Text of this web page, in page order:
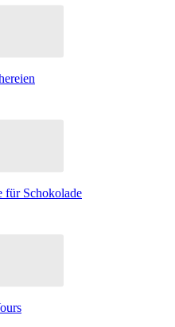
für Schokolade